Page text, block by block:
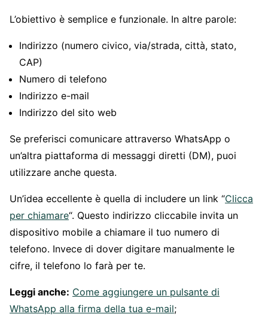
L’obiettivo è semplice e funzionale. In altre parole:
Indirizzo (numero civico, via/strada, città, stato,
CAP)
Numero di telefono
Indirizzo e-mail
Indirizzo del sito web
Se preferisci comunicare attraverso WhatsApp o
un’altra piattaforma di messaggi diretti (DM), puoi
utilizzare anche questa.
Un’idea eccellente è quella di includere un link “Clicca
per chiamare“. Questo indirizzo cliccabile invita un
dispositivo mobile a chiamare il tuo numero di
telefono. Invece di dover digitare manualmente le
cifre, il telefono lo farà per te.
Leggi anche: Come aggiungere un pulsante di
WhatsApp alla firma della tua e-mail;